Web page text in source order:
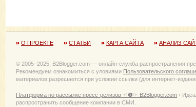
О ПРОЕКТЕ СТАТЬИ КАРТА САЙТА АНАЛИЗ
© 2005−2025, B2Blogger.com — онлайн-служба распространения
Рекомендуем ознакомиться с уловиями Пользовательского
материалов разрешается при условии ссылки (для интернет-
Платформа по рассылке пресс-релизов ☜❶☞ B2Blogger.com ›
распространить сообщение компании в СМИ.